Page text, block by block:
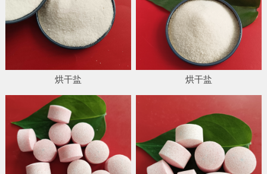
烘干盐 烘干盐